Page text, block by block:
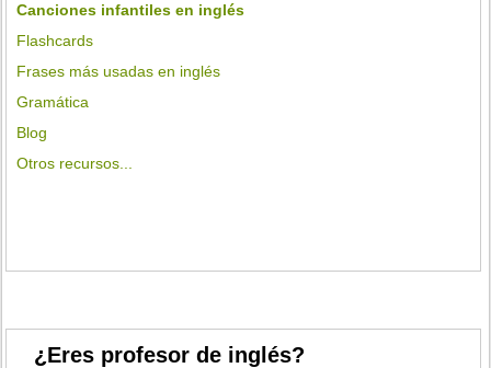
Canciones infantiles en inglés
Flashcards
Frases más usadas en inglés
Gramática
Blog
Otros recursos...
¿Eres profesor de inglés?